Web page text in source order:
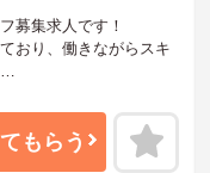
募集求人です！
おり、働きながらスキ
もらう